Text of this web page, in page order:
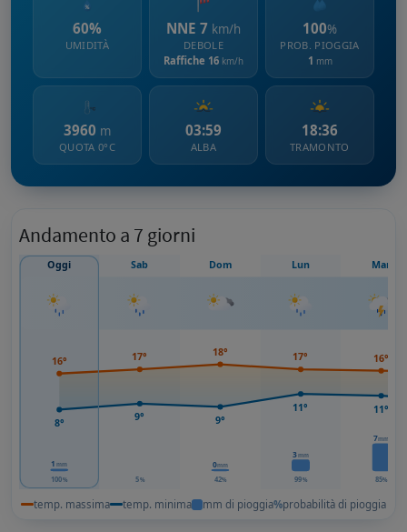
60%
UMIDITÀ
NNE 7 km/h
DEBOLE
Raffiche 16 km/h
100%
PROB. PIOGGIA
1 mm
3960 m
QUOTA 0°C
03:59
ALBA
18:36
TRAMONTO
Andamento a 7 giorni
Oggi Sab Dom Lun Mar
1 mm
100% 5%
0mm
42%
3mm
99%
7mm
85%
16°
8°
17°
9°
18°
9°
17°
11°
16°
11°
temp. massima temp. minima mm di pioggia%probabilità di pioggia